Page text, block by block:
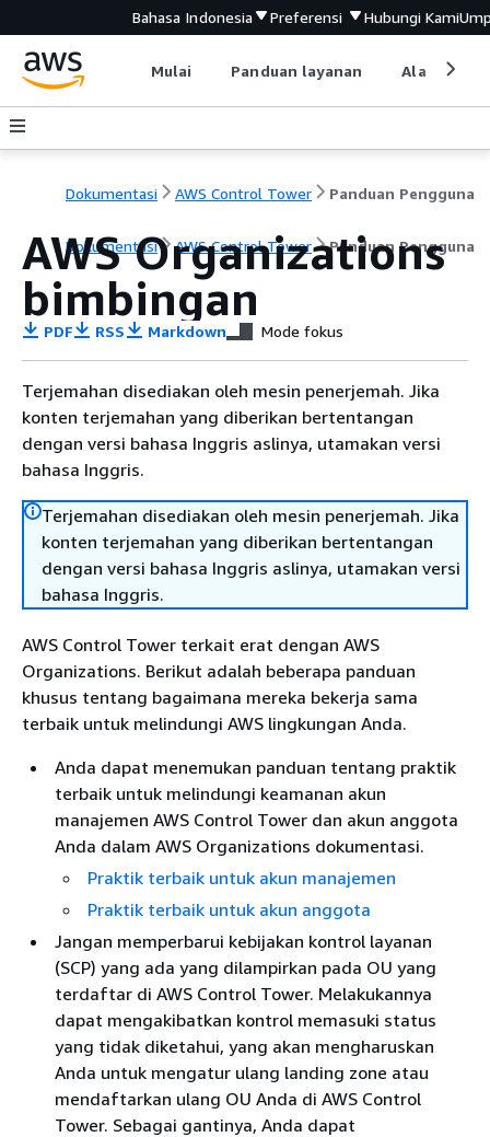
Bahasa Indonesia Preferensi Hubungi Kami
Mulai Panduan layanan Alat
Dokumentasi AWS Control Tower Panduan Pengguna
Dokumentasi AWS Control Tower Panduan Pengguna
AWS Organizations
bimbingan
PDF RSS Markdown Mode fokus
Terjemahan disediakan oleh mesin penerjemah. Jika
konten terjemahan yang diberikan bertentangan
dengan versi bahasa Inggris aslinya, utamakan versi
bahasa Inggris.
Terjemahan disediakan oleh mesin penerjemah. Jika
konten terjemahan yang diberikan bertentangan
dengan versi bahasa Inggris aslinya, utamakan versi
bahasa Inggris.
AWS Control Tower terkait erat dengan AWS
Organizations. Berikut adalah beberapa panduan
khusus tentang bagaimana mereka bekerja sama
terbaik untuk melindungi AWS lingkungan Anda.
Anda dapat menemukan panduan tentang praktik
terbaik untuk melindungi keamanan akun
manajemen AWS Control Tower dan akun anggota
Anda dalam AWS Organizations dokumentasi.
Praktik terbaik untuk akun manajemen
Praktik terbaik untuk akun anggota
Jangan memperbarui kebijakan kontrol layanan
(SCP) yang ada yang dilampirkan pada OU yang
terdaftar di AWS Control Tower. Melakukannya
dapat mengakibatkan kontrol memasuki status
yang tidak diketahui, yang akan mengharuskan
Anda untuk mengatur ulang landing zone atau
mendaftarkan ulang OU Anda di AWS Control
Tower. Sebagai gantinya, Anda dapat